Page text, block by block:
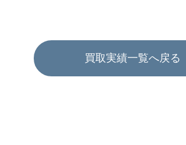
買取実績一覧へ戻る